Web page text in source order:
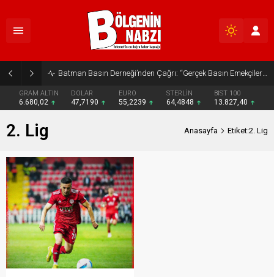
Batman Basın Derneği’nden Çağrı: “Gerçek Basın Emekçileri Desteklenmeli”
GRAM ALTIN
6.680,02
DOLAR
47,7190
EURO
55,2239
STERLİN
64,4848
BIST 100
13.827,40
2. Lig Anasayfa Etiket:2. Lig